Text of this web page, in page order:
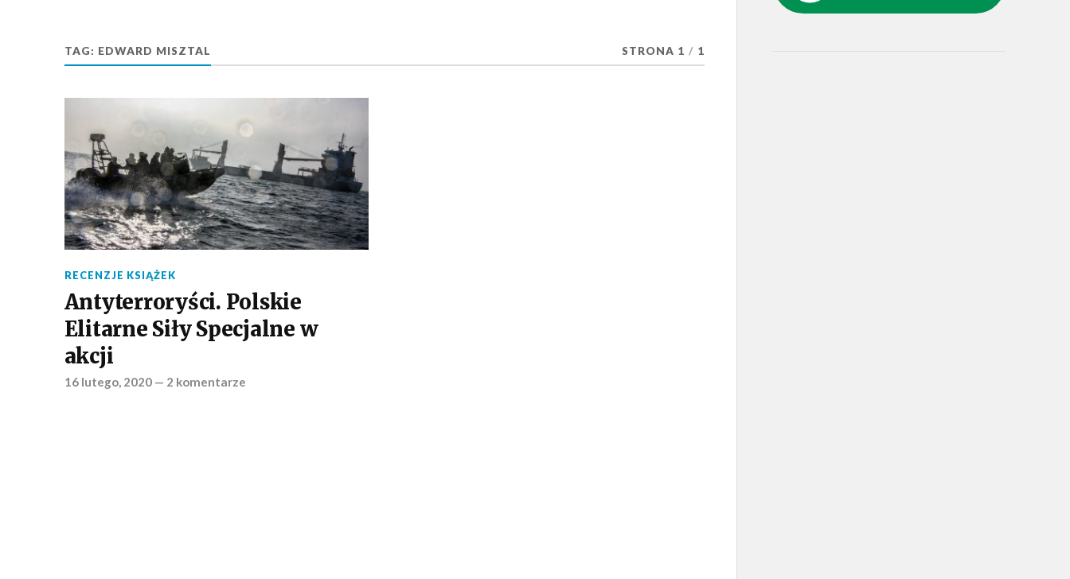
TAG: EDWARD MISZTAL STRONA 1 / 1
RECENZJE KSIĄŻEK
Antyterroryści. Polskie
Elitarne Siły Specjalne w
akcji
16 lutego, 2020— 2 komentarze